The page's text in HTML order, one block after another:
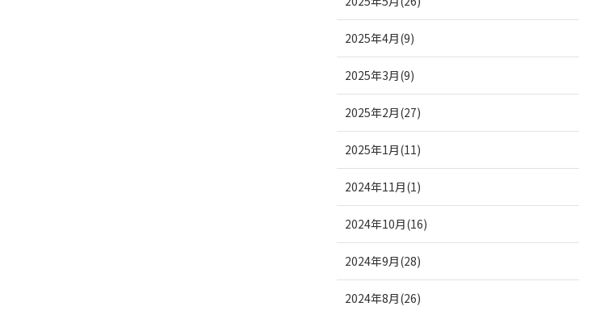
2025年4月(9)
2025年3月(9)
2025年2月(27)
2025年1月(11)
2024年11月(1)
2024年10月(16)
2024年9月(28)
2024年8月(26)